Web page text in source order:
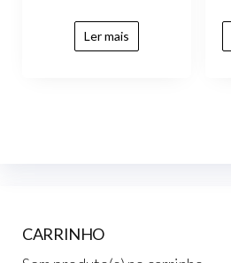
Ler mais
CARRINHO